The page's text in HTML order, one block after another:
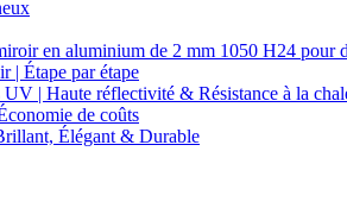
en aluminium de 2 mm 1050 H24 pour
| Étape par étape
| Haute réflectivité & Résistance à la
de coûts
Élégant & Durable